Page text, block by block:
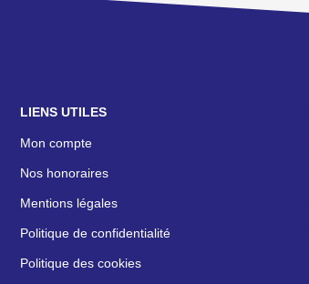
LIENS UTILES
Mon compte
Nos honoraires
Mentions légales
Politique de confidentialité
Politique des cookies